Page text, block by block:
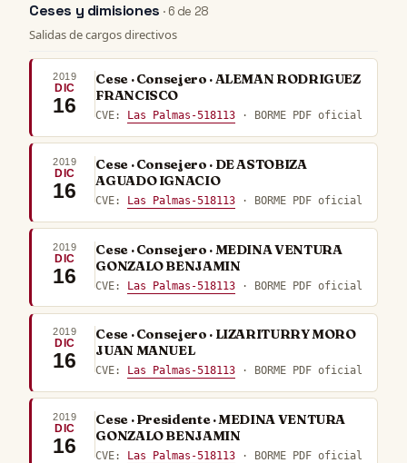
Ceses y dimisiones · 6 de 28
Salidas de cargos directivos
2019
DIC
16
Cese · Consejero · ALEMAN RODRIGUEZ
FRANCISCO
CVE: Las Palmas-518113 · BORME PDF oficial
2019
DIC
16
Cese · Consejero · DE ASTOBIZA
AGUADO IGNACIO
CVE: Las Palmas-518113 · BORME PDF oficial
2019
DIC
16
Cese · Consejero · MEDINA VENTURA
GONZALO BENJAMIN
CVE: Las Palmas-518113 · BORME PDF oficial
2019
DIC
16
Cese · Consejero · LIZARITURRY MORO
JUAN MANUEL
CVE: Las Palmas-518113 · BORME PDF oficial
2019
DIC
16
Cese · Presidente · MEDINA VENTURA
GONZALO BENJAMIN
CVE: Las Palmas-518113 · BORME PDF oficial